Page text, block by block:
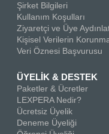
Şirket Bilgileri
Kullanım Koşulları
Ziyaretçi ve Üye
Kişisel Verilerin
Veri Öznesi Başvurusu
ÜYELİK & DESTEK
Paketler & Ücretler
LEXPERA Nedir?
Ücretsiz Üyelik
Deneme Üyeliği